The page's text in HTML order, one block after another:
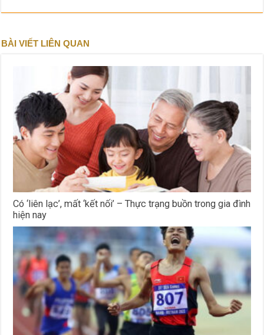
BÀI VIẾT LIÊN QUAN
Có ‘liên lạc’, mất ‘kết nối’ – Thực trạng buồn trong gia đình
hiện nay